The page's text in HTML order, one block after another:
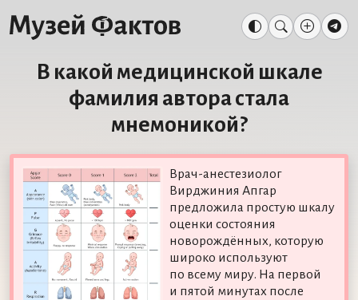
В какой медицинской шкале
фамилия автора стала
мнемоникой?
Врач-анестезиолог
Вирджиния Апгар
предложила простую шкалу
оценки состояния
новорождённых, которую
широко используют
по всему миру. На первой
и пятой минутах после